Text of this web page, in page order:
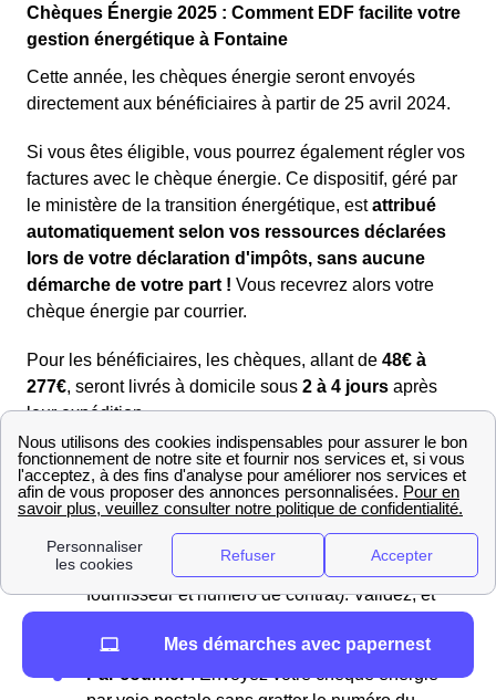
Chèques Énergie 2025 : Comment EDF facilite votre
gestion énergétique à Fontaine
Cette année, les chèques énergie seront envoyés
directement aux bénéficiaires à partir de 25 avril 2024.
Si vous êtes éligible, vous pourrez également régler vos
factures avec le chèque énergie. Ce dispositif, géré par
le ministère de la transition énergétique, estattribué
automatiquement selon vos ressources déclarées
lors de votre déclaration d'impôts, sans aucune
démarche de votre part ! Vous recevrez alors votre
chèque énergie par courrier.
Pour les bénéficiaires, les chèques, allant de 48€ à
277€, seront livrés à domicile sous 2 à 4 jours après
leur expédition.
En ligne : Visitez lesite du chèque énergieet
saisissez le numéro de votre chèque situé
dans la case “Nul si découvert”. Grattez cette
case pour révéler le numéro. Ensuite, entrez
les détails de votre contrat (nom du
fournisseur et numéro de contrat). Validez, et
factures.
Par courrier: Envoyez votre chèque énergie
Mes démarches avec papernest